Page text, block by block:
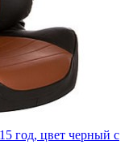
год, цвет черный с